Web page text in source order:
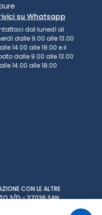
su Whatsapp
dal lunedì al
dalle 9.00 alle 13.00
14.00 alle 19.00 e il
dalle 9.00 alle 13.00
14.00 alle 18.00
CON LE ALTRE
3/D - 37036 SAN
+39 045 8782333 - PARTITA